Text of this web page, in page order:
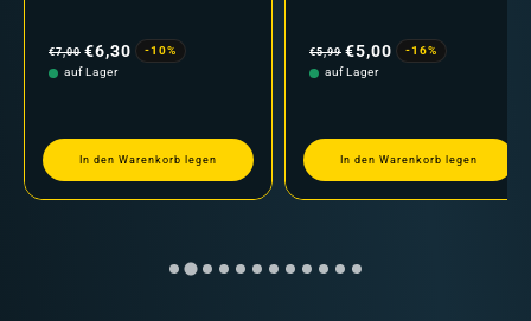
Preis
€7,00 €6,30
-10%
auf Lager
In den Warenkorb legen
Preis
€5,99 €5,00
-16%
auf Lager
In den Warenkorb legen